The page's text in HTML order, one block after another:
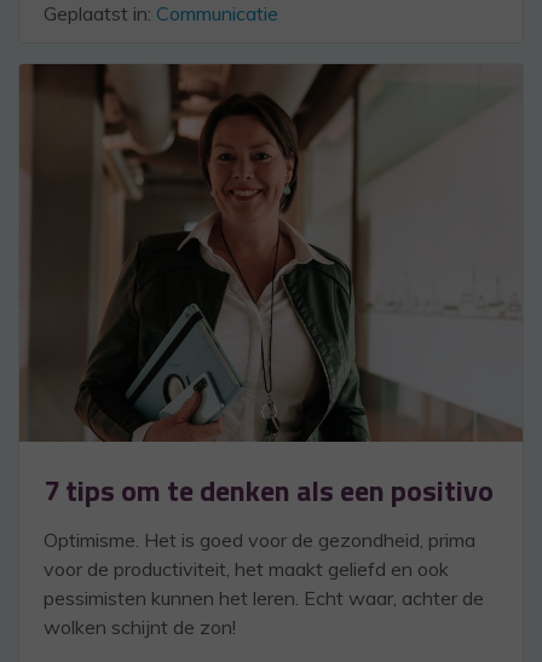
Geplaatst in: Communicatie
7 tips om te denken als een positivo
Optimisme. Het is goed voor de gezondheid, prima
voor de productiviteit, het maakt geliefd en ook
pessimisten kunnen het leren. Echt waar, achter de
wolken schijnt de zon!